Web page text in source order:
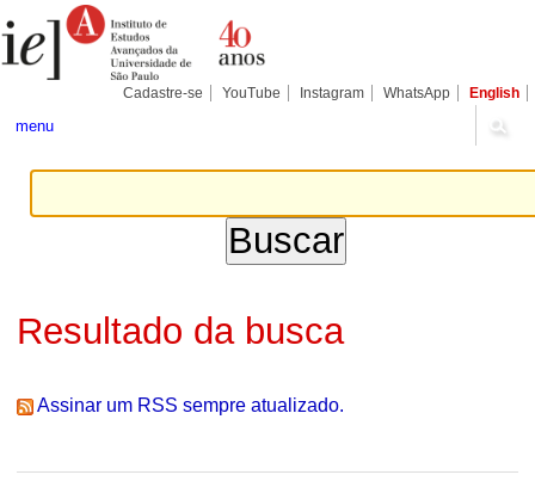
para
conteúdo.
Pessoais
Cadastre-se YouTube Instagram WhatsApp English
menu
Resultado da busca
Assinar um RSS sempre atualizado.